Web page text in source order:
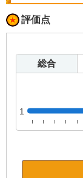
評価点
総合
1